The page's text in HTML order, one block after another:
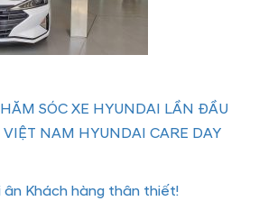
SÓC XE HYUNDAI LẦN ĐẦU
NAM HYUNDAI CARE DAY
ân Khách hàng thân thiết!